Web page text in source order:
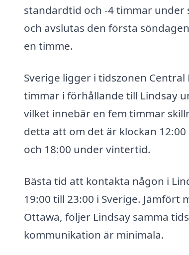
standardtid och -4 timmar
och avslutas den första
en timme.
Sverige ligger i tidszonen
timmar i förhållande till Lindsay
vilket innebär en fem timmar
detta att om det är klockan
och 18:00 under vintertid.
Bästa tid att kontakta någon i
19:00 till 23:00 i Sverige.
Ottawa, följer Lindsay samma
kommunikation är minimala.